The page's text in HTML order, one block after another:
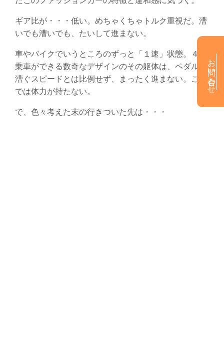
ギア比が・・・低い。めちゃくちゃトルク重視だ。漕
いでも漕いでも、たいして進まない。
車やバイクでいうところのずっと「１速」状態。４人
乗車ができる数奇なデザインのその躯体は、ペダルの
漕ぐスピードとは比例せず、まったく進まない。これ
では体力が持たない。
で、色々考えた末の行きついた先は・・・
お問い合わせ